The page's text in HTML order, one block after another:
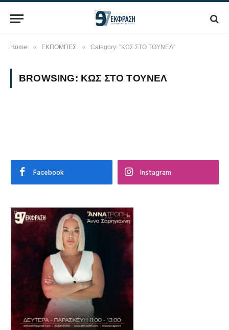
Home » ΕΚΠΟΜΠΕΣ » Category: "ΚΩΣ ΣΤΟ ΤΟΥΝΕΛ"
BROWSING: ΚΩΣ ΣΤΟ ΤΟΥΝΕΛ
Facebook Instagram